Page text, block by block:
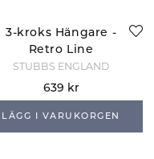
3-kroks Hängare -
Retro Line
STUBBS ENGLAND
639 kr
LÄGG I VARUKORGEN